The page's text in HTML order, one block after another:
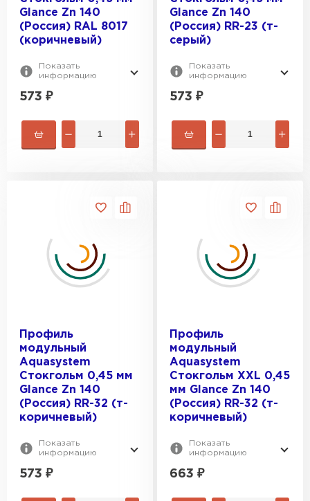
275
Glance Zn 140
(Россия) RAL 8017
(коричневый)
Показать
информацию
573 ₽
Glance Zn 140
(Россия) RR-23 (т-
серый)
Показать
информацию
573 ₽
Профиль
модульный
Aquasystem
Стокгольм 0,45 мм
Glance Zn 140
(Россия) RR-32 (т-
коричневый)
Показать
информацию
573 ₽
Профиль
модульный
Aquasystem
Стокгольм XXL 0,45
мм Glance Zn 140
(Россия) RR-32 (т-
коричневый)
Показать
информацию
663 ₽